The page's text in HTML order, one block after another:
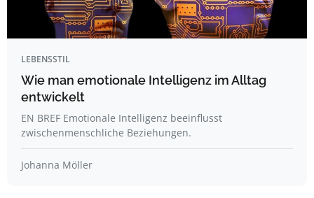
LEBENSSTIL
Wie man emotionale Intelligenz im Alltag
entwickelt
EN BREF Emotionale Intelligenz beeinflusst
zwischenmenschliche Beziehungen.
Johanna Möller